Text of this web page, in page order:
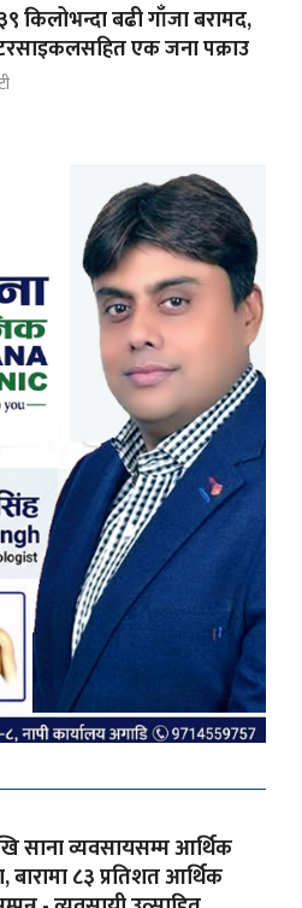
किलोभन्दा बढी गाँजा बरामद,
एक जना पक्राउ
साना व्यवसायसम्म आर्थिक
बारामा ८३ प्रतिशत आर्थिक